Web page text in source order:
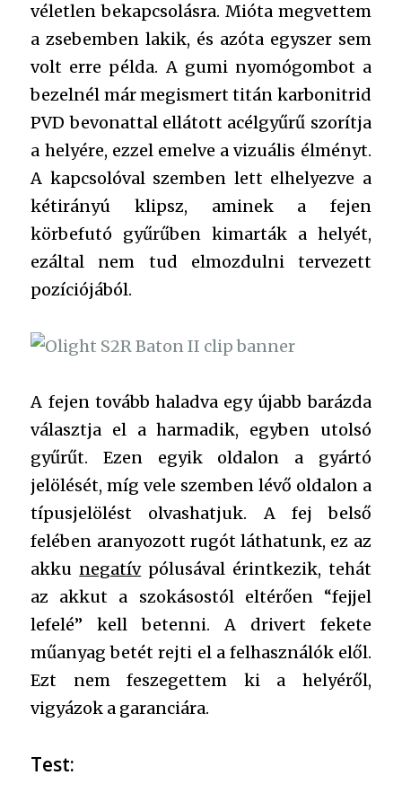
véletlen bekapcsolásra. Mióta megvettem
a zsebemben lakik, és azóta egyszer sem
volt erre példa. A gumi nyomógombot a
bezelnél már megismert titán karbonitrid
PVD bevonattal ellátott acélgyűrű szorítja
a helyére, ezzel emelve a vizuális élményt.
A kapcsolóval szemben lett elhelyezve a
kétirányú klipsz, aminek a fejen
körbefutó gyűrűben kimarták a helyét,
ezáltal nem tud elmozdulni tervezett
pozíciójából.
A fejen tovább haladva egy újabb barázda
választja el a harmadik, egyben utolsó
gyűrűt. Ezen egyik oldalon a gyártó
jelölését, míg vele szemben lévő oldalon a
típusjelölést olvashatjuk. A fej belső
felében aranyozott rugót láthatunk, ez az
akku negatívpólusával érintkezik, tehát
az akkut a szokásostól eltérően “fejjel
lefelé” kell betenni. A drivert fekete
műanyag betét rejti el a felhasználók elől.
Ezt nem feszegettem ki a helyéről,
vigyázok a garanciára.
Test: